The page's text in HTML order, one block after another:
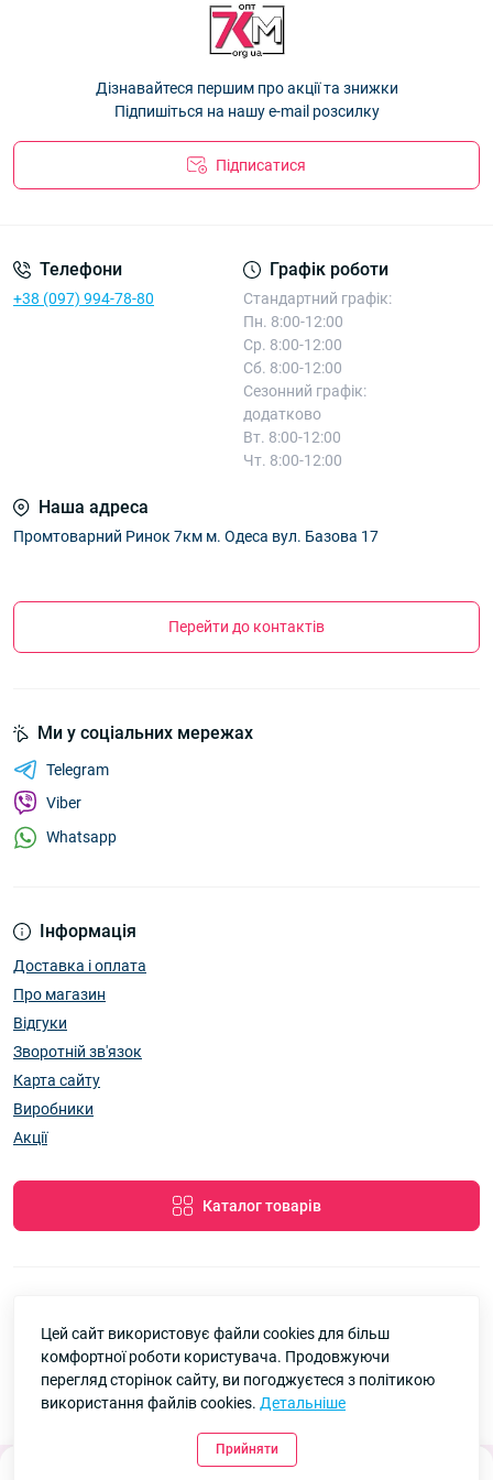
Косинка дитяча Оптом для дівчаток р.50 бавовна "Цвітики"
Панама дитяча "MJ" бавовна для дівчаток 54р. Оптом 26Д60
Панама дитяча "Celi" бавовна для дівчаток 54р. Оптом 26Д59
— 89.10 ₴Дізнавайтеся першим про акції та знижки
Підпишіться на нашу e-mail розсилку
Підписатися
Телефони
+38 (097) 994-78-80
Графік роботи
Стандартний графік:
Пн. 8:00-12:00
Ср. 8:00-12:00
Сб. 8:00-12:00
Сезонний графік:
додатково
Вт. 8:00-12:00
Чт. 8:00-12:00
Наша адреса
Промтоварний Ринок 7км м. Одеса вул. Базова 17
Перейти до контактів
Інформація
Доставка і оплата
Про магазин
Відгуки
Зворотній зв'язок
Карта сайту
Виробники
Акції
Каталог товарів
Ми у соціальних мережах
Telegram
Viber
Whatsapp
7км Одеса — Одяг і аксесуари оптом © 2026
Рейтинг
Цей сайт використовує файли cookies для більш
комфортної роботи користувача. Продовжуючи
перегляд сторінок сайту, ви погоджуєтеся з політикою
використання файлів cookies. Детальніше
Прийняти